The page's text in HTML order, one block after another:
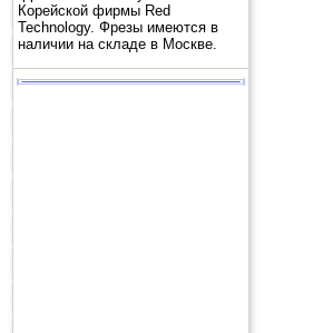
Корейской фирмы Red
Technology. Фрезы имеются в
наличии на складе в Москве.